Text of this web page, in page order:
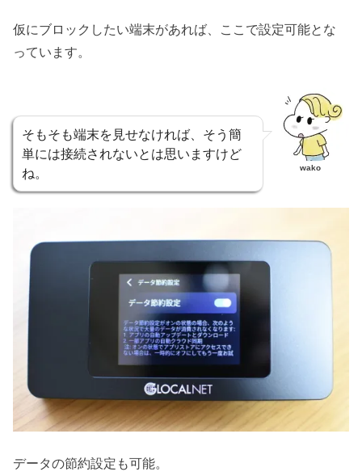
仮にブロックしたい端末があれば、ここで設定可能とな
っています。
そもそも端末を見せなければ、そう簡
単には接続されないとは思いますけど
ね。
wako
データの節約設定も可能。